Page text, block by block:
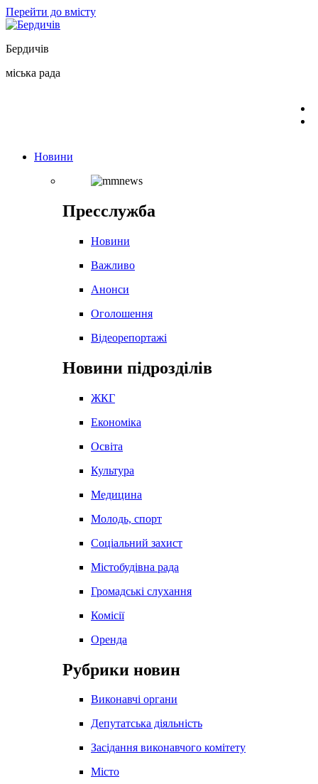
Перейти до вмісту
Бердичів
міська рада
Новини
Пресслужба
Новини
Важливо
Анонси
Оголошення
Відеорепортажі
Новини підрозділів
ЖКГ
Економіка
Освіта
Культура
Медицина
Молодь, спорт
Соціальний захист
Містобудівна рада
Громадські слухання
Комісії
Оренда
Рубрики новин
Виконавчі органи
Депутатська діяльність
Засідання виконавчого комітету
Місто